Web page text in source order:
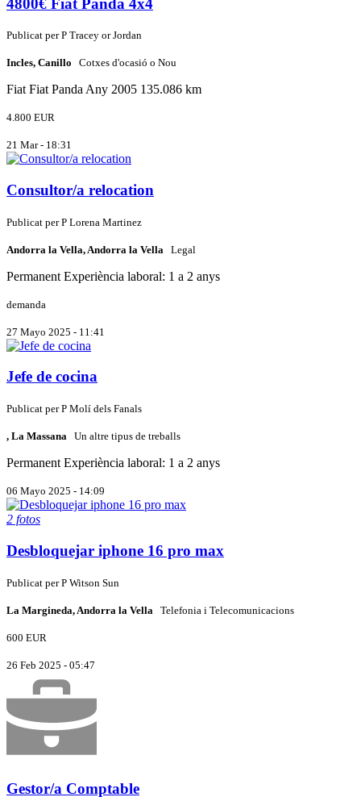
Publicat perP Tracey or Jordan
Incles, Canillo Cotxes d'ocasió o Nou
Fiat Fiat Panda Any 2005 135.086 km
4.800 EUR
21 Mar - 18:31
Consultor/a relocation
Publicat perP Lorena Martinez
Andorra la Vella, Andorra la Vella Legal
Permanent Experiència laboral: 1 a 2 anys
demanda
27 Mayo 2025 - 11:41
Jefe de cocina
Publicat perP Molí dels Fanals
, La Massana Un altre tipus de treballs
Permanent Experiència laboral: 1 a 2 anys
06 Mayo 2025 - 14:09
2 fotos
Desbloquejar iphone 16 pro max
Publicat perP Witson Sun
La Margineda, Andorra la Vella Telefonia i Telecomunicacions
600 EUR
26 Feb 2025 - 05:47
Gestor/a Comptable